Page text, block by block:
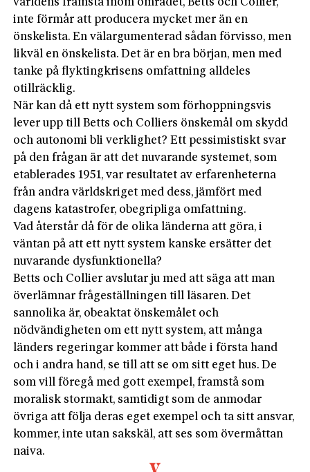
världens främsta inom området, Betts och Collier,
inte förmår att producera mycket mer än en
önskelista. En välargumenterad sådan förvisso, men
likväl en önskelista. Det är en bra början, men med
tanke på flyktingkrisens omfattning alldeles
otillräcklig.
När kan då ett nytt system som förhoppningsvis
lever upp till Betts och Colliers önskemål om skydd
och autonomi bli verklighet? Ett pessimistiskt svar
på den frågan är att det nuvarande systemet, som
etablerades 1951, var resultatet av erfarenheterna
från andra världskriget med dess, jämfört med
dagens katastrofer, obegripliga omfattning.
Vad återstår då för de olika länderna att göra, i
väntan på att ett nytt system kanske ersätter det
nuvarande dysfunktionella?
Betts och Collier avslutar ju med att säga att man
överlämnar frågeställningen till läsaren. Det
sannolika är, obeaktat önskemålet och
nödvändigheten om ett nytt system, att många
länders regeringar kommer att både i första hand
och i andra hand, se till att se om sitt eget hus. De
som vill föregå med gott exempel, framstå som
moralisk stormakt, samtidigt som de anmodar
övriga att följa deras eget exempel och ta sitt ansvar,
kommer, inte utan sakskäl, att ses som övermåttan
naiva.